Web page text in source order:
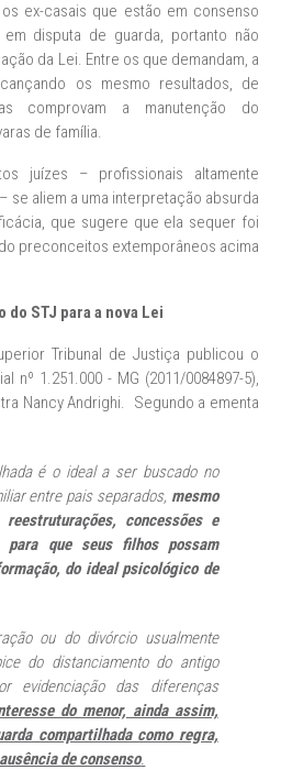
ex-casais que estão em consenso
disputa de guarda, portanto não
da Lei. Entre os que demandam, a
os mesmo resultados, de
comprovam a manutenção do
de família.
juízes – profissionais altamente
se aliem a uma interpretação absurda
que sugere que ela sequer foi
preconceitos extemporâneos acima
STJ para a nova Lei
Tribunal de Justiça publicou o
nº 1.251.000 - MG (2011/0084897-5),
Nancy Andrighi. Segundo a ementa
é o ideal a ser buscado no
entre pais separados, mesmo
concessões e
para que seus filhos possam
do ideal psicológico de
ou do divórcio usualmente
do distanciamento do antigo
evidenciação das diferenças
do menor, ainda assim,
compartilhada como regra,
de consenso.